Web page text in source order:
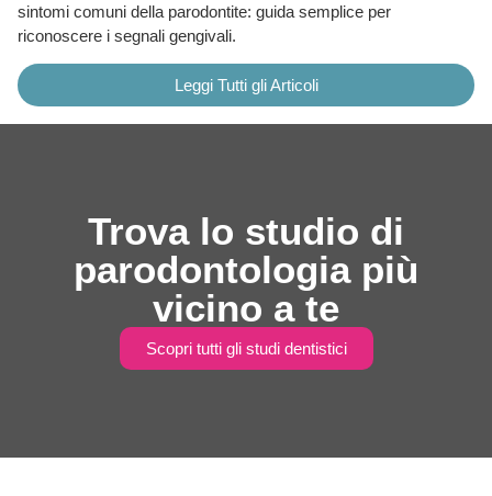
sintomi comuni della parodontite: guida semplice per
riconoscere i segnali gengivali.
Leggi Tutti gli Articoli
Trova lo studio di
parodontologia più
vicino a te
Scopri tutti gli studi dentistici